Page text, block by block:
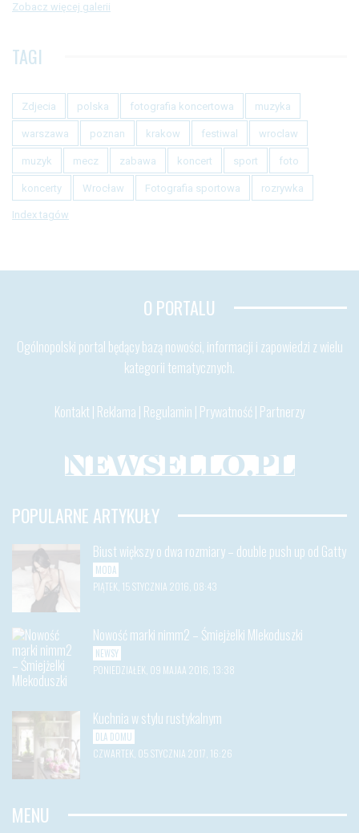
Zobacz więcej galerii
TAGI
Zdjecia polska fotografia koncertowa muzyka
warszawa poznan krakow festiwal wroclaw
muzyk mecz zabawa koncert sport foto
koncerty Wrocław Fotografia sportowa rozrywka
Index tagów
O PORTALU
Ogólnopolski portal będący bazą nowości, informacji i zapowiedzi z wielu
kategorii tematycznych.
Kontakt | Reklama | Regulamin | Prywatność| Partnerzy
POPULARNE ARTYKUŁY
Biust większy o dwa rozmiary – double push up od Gatty
MODA
PIĄTEK, 15 STYCZNIA 2016, 08:43
Nowość marki nimm2 – Śmiejżelki Mlekoduszki
NEWSY
PONIEDZIAŁEK, 09 MAJAA 2016, 13:38
Kuchnia w stylu rustykalnym
DLA DOMU
CZWARTEK, 05 STYCZNIA 2017, 16:26
MENU